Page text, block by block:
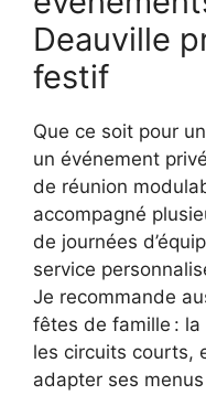
Deauville
festif
Que ce soit pour
un événement
de réunion
accompagné
de journées
service
Je recommande
fêtes de famille :
les circuits courts,
adapter ses